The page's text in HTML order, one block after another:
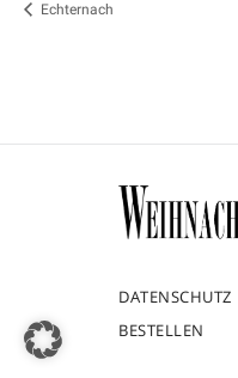
Echternach
DATENSCHUTZ
BESTELLEN